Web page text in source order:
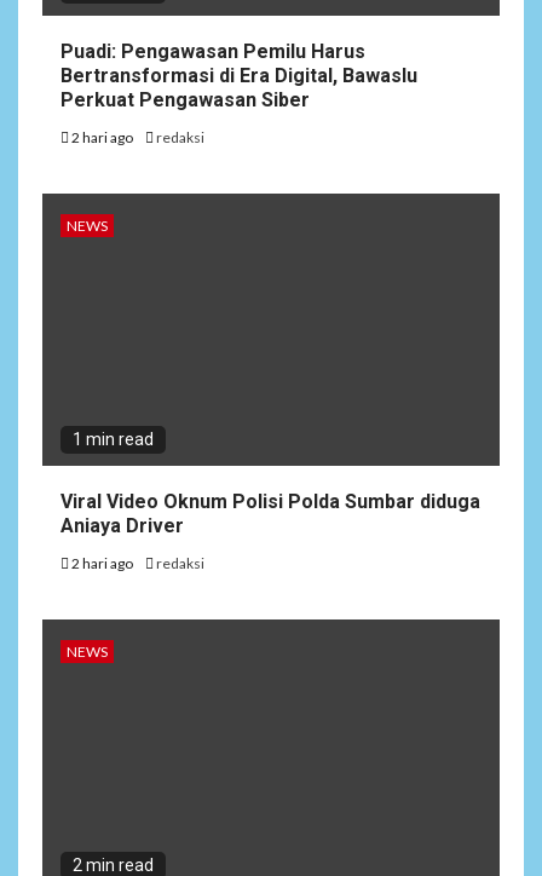
Puadi: Pengawasan Pemilu Harus
Bertransformasi di Era Digital, Bawaslu
Perkuat Pengawasan Siber
2 hari ago redaksi
NEWS
1 min read
Viral Video Oknum Polisi Polda Sumbar diduga
Aniaya Driver
2 hari ago redaksi
NEWS
2 min read